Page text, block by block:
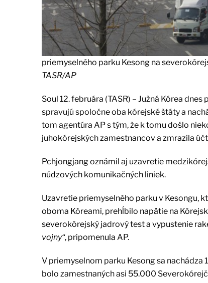
priemyselného parku Kesong na
TASR/AP
Soul 12. februára (TASR) – Južná Kórea
spravujú spoločne oba kórejské štáty a
tom agentúra AP s tým, že k tomu došlo
juhokórejských zamestnancov a zmrazila
Pchjongjang oznámil aj uzavretie
núdzových komunikačných liniek.
Uzavretie priemyselného parku v Kesongu,
oboma Kóreami, prehĺbilo napätie na
severokórejský jadrový test a vypustenie
vojny“, pripomenula AP.
V priemyselnom parku Kesong sa
bolo zamestnaných asi 55.000